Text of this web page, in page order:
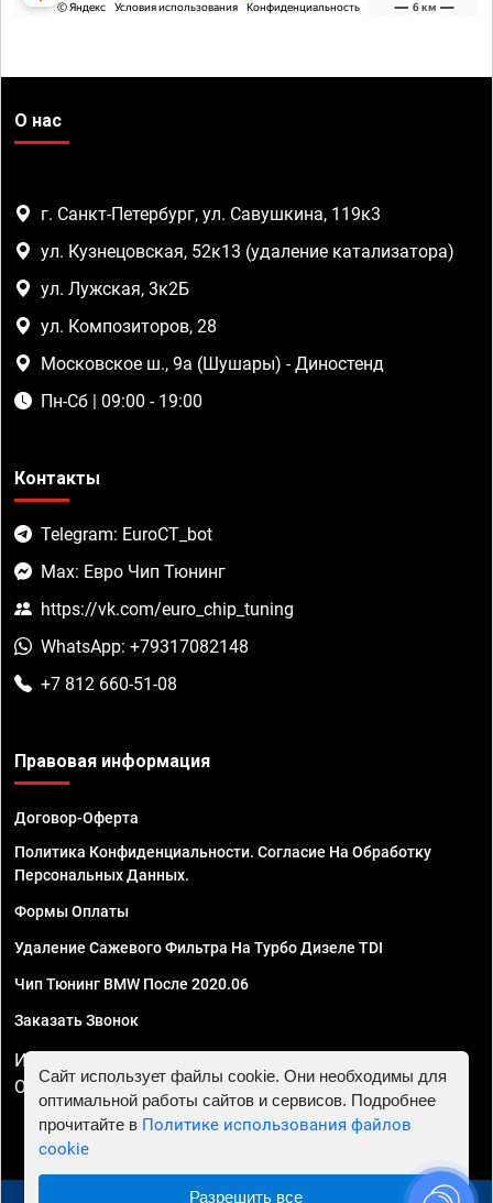
О нас
г. Санкт-Петербург, ул. Савушкина, 119к3
ул. Кузнецовская, 52к13 (удаление катализатора)
ул. Лужская, 3к2Б
ул. Композиторов, 28
Московское ш., 9а (Шушары) - Диностенд
Пн-Сб | 09:00 - 19:00
Контакты
Telegram: EuroCT_bot
Max: Евро Чип Тюнинг
https://vk.com/euro_chip_tuning
WhatsApp: +79317082148
+7 812 660-51-08
Правовая информация
Договор-Оферта
Политика Конфиденциальности. Согласие На Обработку
Персональных Данных.
Формы Оплаты
Удаление Сажевого Фильтра На Турбо Дизеле TDI
Чип Тюнинг BMW После 2020.06
Заказать Звонок
ИП Смирнов Георгий Павлович. ИНН 781302555843,
ОГРНИП 324470400032610
Сайт использует файлы cookie. Они необходимы для
оптимальной работы сайтов и сервисов. Подробнее
прочитайте в Политике использования файлов
cookie
Разрешить все